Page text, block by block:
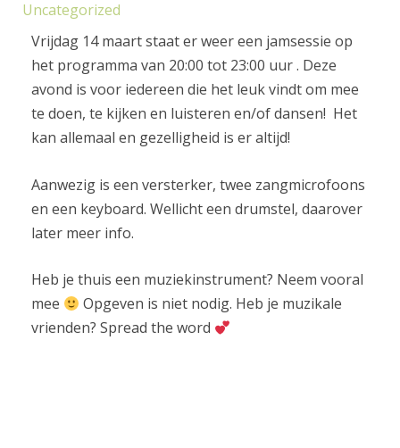
Uncategorized
Vrijdag 14 maart staat er weer een jamsessie op
het programma van 20:00 tot 23:00 uur . Deze
avond is voor iedereen die het leuk vindt om mee
te doen, te kijken en luisteren en/of dansen! Het
kan allemaal en gezelligheid is er altijd!
Aanwezig is een versterker, twee zangmicrofoons
en een keyboard. Wellicht een drumstel, daarover
later meer info.
Heb je thuis een muziekinstrument? Neem vooral
mee
Opgeven is niet nodig. Heb je muzikale
vrienden? Spread the word